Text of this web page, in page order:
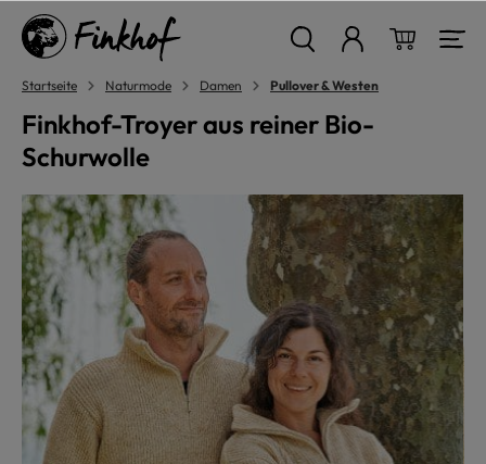
springen
Startseite Naturmode Damen Pullover & Westen
Finkhof-Troyer aus reiner Bio-
Schurwolle
Bildergalerie überspringen